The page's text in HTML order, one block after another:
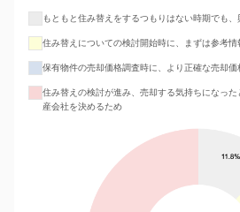
もともと住み替えをするつもりはない時期でも、
住み替えについての検討開始時に、まずは参考情
保有物件の売却価格調査時に、より正確な売却価
住み替えの検討が進み、売却する気持ちになっ
産会社を決めるため